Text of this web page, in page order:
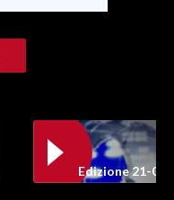
Edizione 21-05-